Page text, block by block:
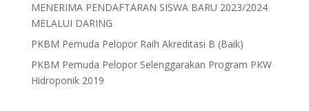
MENERIMA PENDAFTARAN SISWA BARU 2023/2024
MELALUI DARING
PKBM Pemuda Pelopor Raih Akreditasi B (Baik)
PKBM Pemuda Pelopor Selenggarakan Program PKW
Hidroponik 2019